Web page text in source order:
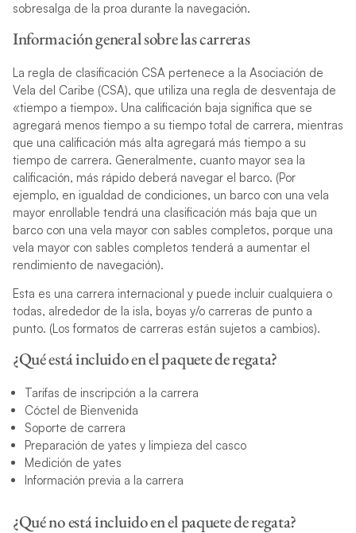
sobresalga de la proa durante la navegación.
Información general sobre las carreras
La regla de clasificación CSA pertenece a la Asociación de
Vela del Caribe (CSA), que utiliza una regla de desventaja de
«tiempo a tiempo». Una calificación baja significa que se
agregará menos tiempo a su tiempo total de carrera, mientras
que una calificación más alta agregará más tiempo a su
tiempo de carrera. Generalmente, cuanto mayor sea la
calificación, más rápido deberá navegar el barco. (Por
ejemplo, en igualdad de condiciones, un barco con una vela
mayor enrollable tendrá una clasificación más baja que un
barco con una vela mayor con sables completos, porque una
vela mayor con sables completos tenderá a aumentar el
rendimiento de navegación).
Esta es una carrera internacional y puede incluir cualquiera o
todas, alrededor de la isla, boyas y/o carreras de punto a
punto. (Los formatos de carreras están sujetos a cambios).
¿Qué está incluido en el paquete de regata?
Tarifas de inscripción a la carrera
Cóctel de Bienvenida
Soporte de carrera
Preparación de yates y limpieza del casco
Medición de yates
Información previa a la carrera
¿Qué no está incluido en el paquete de regata?